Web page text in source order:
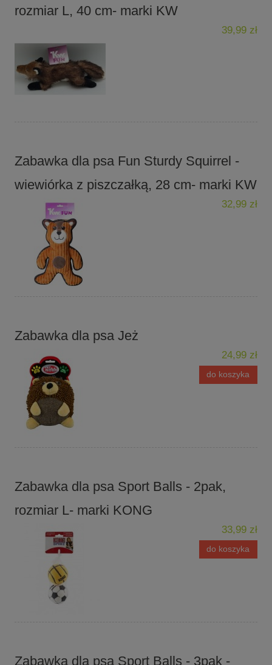
rozmiar L, 40 cm- marki KW
39,99 zł
Zabawka dla psa Fun Sturdy Squirrel -
wiewiórka z piszczałką, 28 cm- marki KW
32,99 zł
Zabawka dla psa Jeż
24,99 zł
do koszyka
Zabawka dla psa Sport Balls - 2pak,
rozmiar L- marki KONG
33,99 zł
do koszyka
Zabawka dla psa Sport Balls - 3pak -